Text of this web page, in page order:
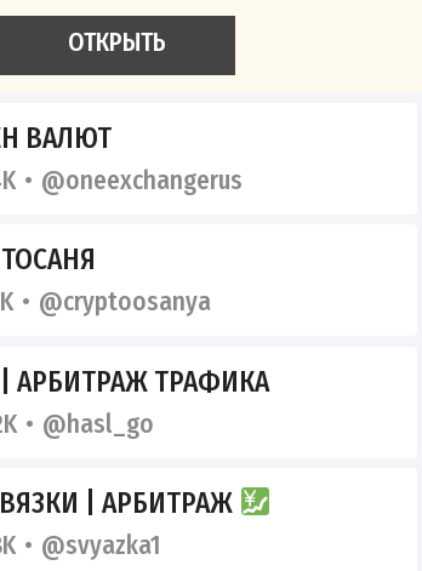
ОТКРЫТЬ
ВАЛЮТ
@oneexchangerus
@cryptoosanya
| АРБИТРАЖ ТРАФИКА
@hasl_go
| АРБИТРАЖ
@svyazka1